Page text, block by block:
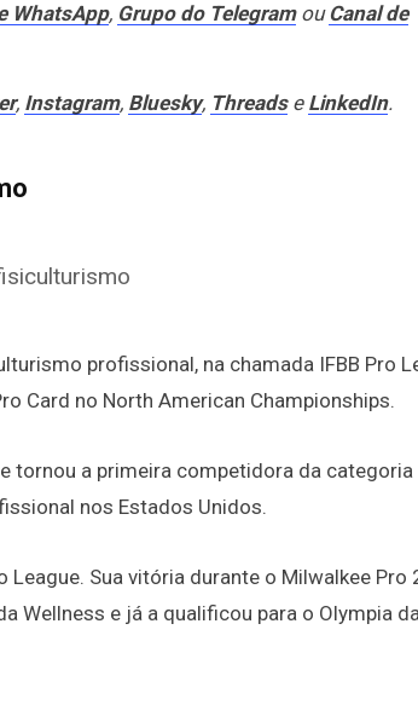
WhatsApp, Grupo do Telegram ou Canal de
, Instagram, Bluesky, Threadse LinkedIn.
profissional, na chamada IFBB Pro
Card no North American Championships.
tornou a primeira competidora da categoria
nos Estados Unidos.
League. Sua vitória durante o Milwalkee Pro
Wellness e já a qualificou para o Olympia